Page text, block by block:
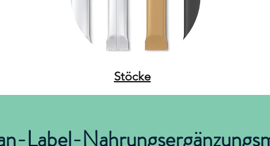
Stöcke
Label-